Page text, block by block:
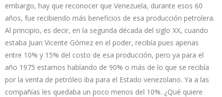
embargo, hay que reconocer que Venezuela, durante esos 60
años, fue recibiendo más beneficios de esa producción petrolera.
Al principio, es decir, en la segunda década del siglo XX, cuando
estaba Juan Vicente Gómez en el poder, recibía pues apenas
entre 10% y 15% del costo de esa producción, pero ya para el
año 1975 estamos hablando de 90% o más de lo que se recibía
por la venta de petróleo iba para el Estado venezolano. Ya a las
compañías les quedaba un poco menos del 10%. ¿Qué quiere